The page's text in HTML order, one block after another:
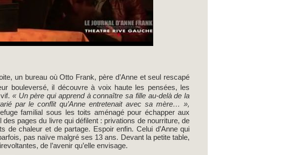
un bureau où Otto Frank, père d’Anne et seul rescapé
bouleversé, il découvre à voix haute les pensées, les
« Un père qui apprend à connaître sa fille au-delà de la
par le conflit qu’Anne entretenait avec sa mère… »,
familial sous les toits aménagé pour échapper aux
pages du livre qui défilent : privations de nourriture, de
de chaleur et de partage. Espoir enfin. Celui d’Anne qui
pas naïve malgré ses 13 ans. Devant la petite table,
de l’avenir qu’elle envisage.